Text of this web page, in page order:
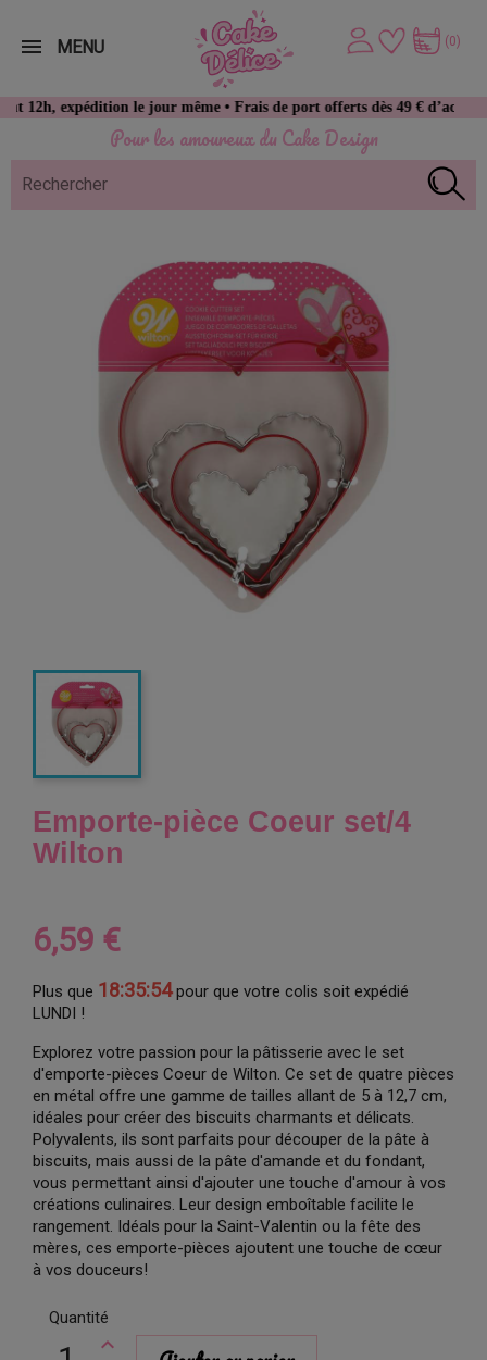
Pour les amoureux du Cake Design
expédition le jour même • Frais de port offerts dès 49 € d’achat
(0)
MENU
Emporte-pièce Coeur set/4
Wilton
6,59 €
Plus que 18:35:53pour que votre colis soit expédié
LUNDI !
Explorez votre passion pour la pâtisserie avec le set
d'emporte-pièces Coeur de Wilton. Ce set de quatre pièces
en métal offre une gamme de tailles allant de 5 à 12,7 cm,
idéales pour créer des biscuits charmants et délicats.
Polyvalents, ils sont parfaits pour découper de la pâte à
biscuits, mais aussi de la pâte d'amande et du fondant,
vous permettant ainsi d'ajouter une touche d'amour à vos
créations culinaires. Leur design emboîtable facilite le
rangement. Idéals pour la Saint-Valentin ou la fête des
mères, ces emporte-pièces ajoutent une touche de cœur
à vos douceurs!
Quantité